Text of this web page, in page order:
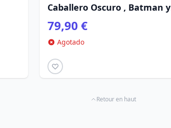
Caballero Oscuro , Batman y
Joker
79,90 €
Agotado
Retour en haut